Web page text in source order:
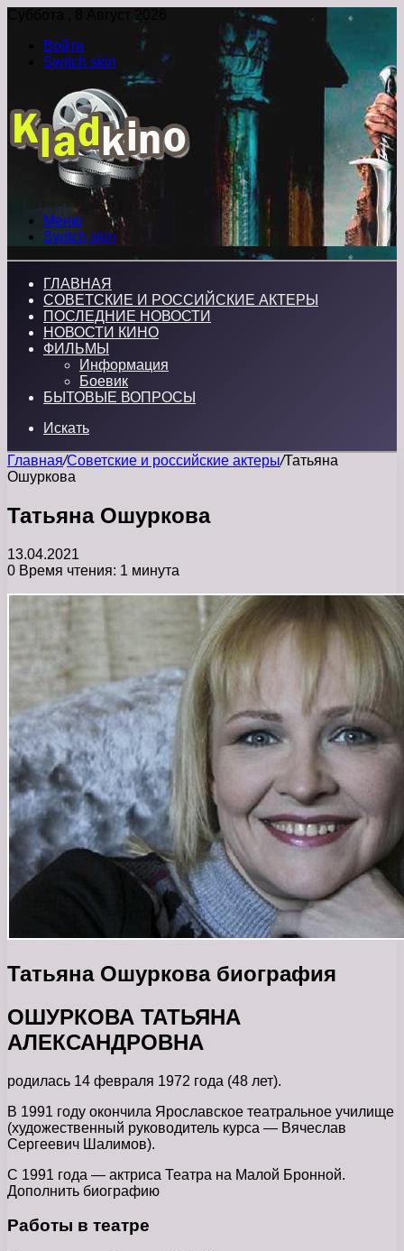
Суббота , 8 Август 2026
Войти
Switch skin
Меню
Switch skin
ГЛАВНАЯ
СОВЕТСКИЕ И РОССИЙСКИЕ АКТЕРЫ
ПОСЛЕДНИЕ НОВОСТИ
НОВОСТИ КИНО
ФИЛЬМЫ
Информация
Боевик
БЫТОВЫЕ ВОПРОСЫ
Искать
Главная/Советские и российские актеры/Татьяна
Ошуркова
Татьяна Ошуркова
13.04.2021
0 Время чтения: 1 минута
Татьяна Ошуркова биография
ОШУРКОВА ТАТЬЯНА
АЛЕКСАНДРОВНА
родилась 14 февраля 1972 года (48 лет).
В 1991 году окончила Ярославское театральное училище
(художественный руководитель курса — Вячеслав
Сергеевич Шалимов).
С 1991 года — актриса Театра на Малой Бронной.
Дополнить биографию
Работы в театре